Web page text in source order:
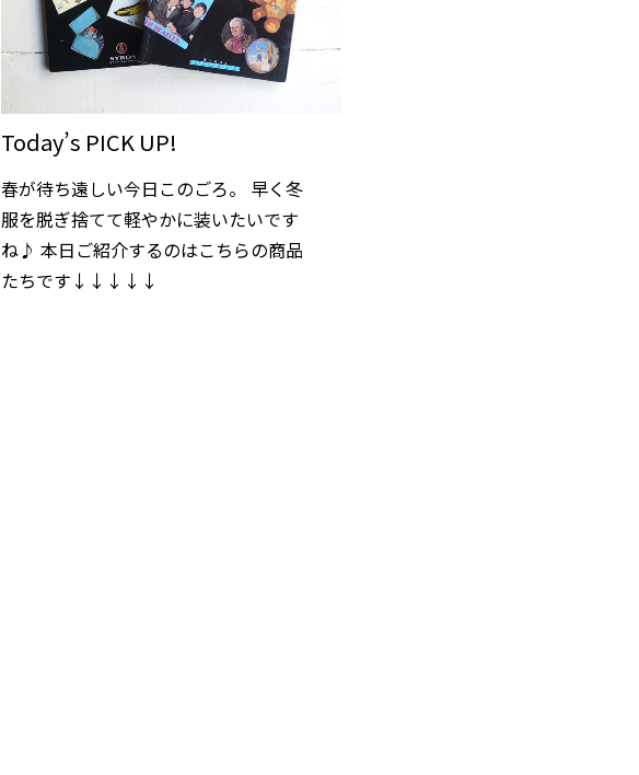
Today’s PICK UP!
春が待ち遠しい今日このごろ。 早く冬
服を脱ぎ捨てて軽やかに装いたいです
ね♪ 本日ご紹介するのはこちらの商品
たちです↓↓↓↓↓